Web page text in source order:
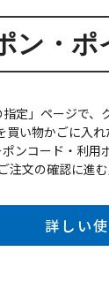
ン・ポ
指定」ページで
い物かごに入
ンコード・利
注文の確認に進
詳しい